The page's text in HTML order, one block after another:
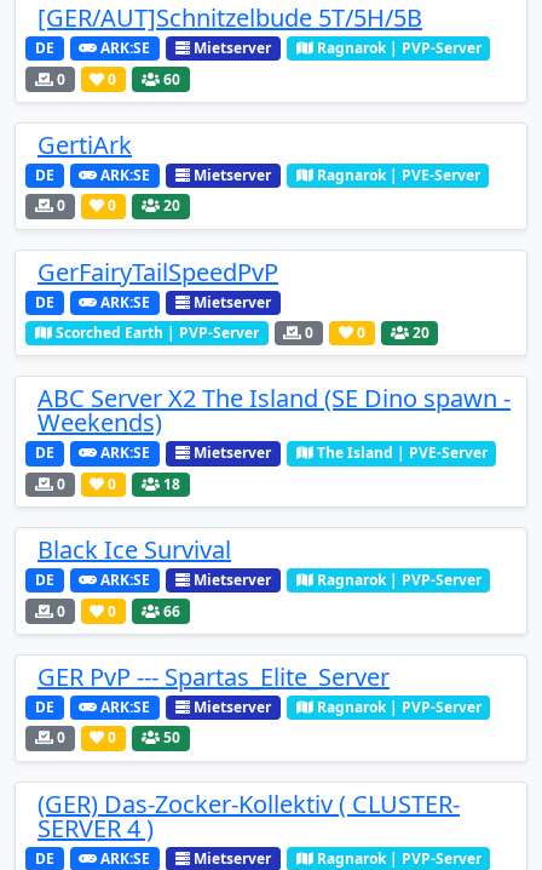
[GER/AUT]Schnitzelbude 5T/5H/5B
DE ARK:SE Mietserver
Ragnarok | PVP-Server
0
0 60
GertiArk
DE ARK:SE Mietserver
Ragnarok | PVE-Server
0
0 20
GerFairyTailSpeedPvP
DE ARK:SE
Mietserver
Scorched Earth | PVP-Server
0 0 20
ABC Server X2 The Island (SE Dino spawn -
Weekends)
DE ARK:SE Mietserver
The Island | PVE-Server
0
0 18
Black Ice Survival
DE ARK:SE Mietserver
Ragnarok | PVP-Server
0
0 66
GER PvP --- Spartas_Elite_Server
DE ARK:SE Mietserver
Ragnarok | PVP-Server
0
0 50
(GER) Das-Zocker-Kollektiv ( CLUSTER-
SERVER 4 )
DE ARK:SE Mietserver
Ragnarok | PVP-Server